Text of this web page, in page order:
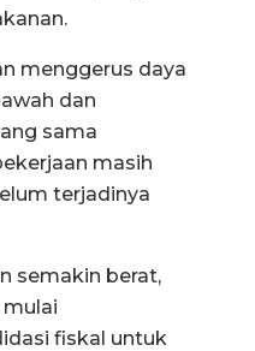
menggerus daya
dan
sama
masih
terjadinya
semakin berat,
fiskal untuk